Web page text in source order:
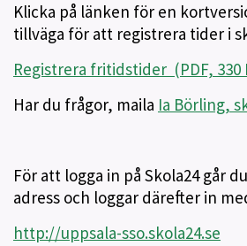
Klicka på länken för en
tillväga för att registrera tider i
Registrera fritidstider (PDF, 330
Har du frågor, maila Ia Börling,
För att logga in på Skola24 går
adress och loggar därefter in
http://uppsala-sso.skola24.se